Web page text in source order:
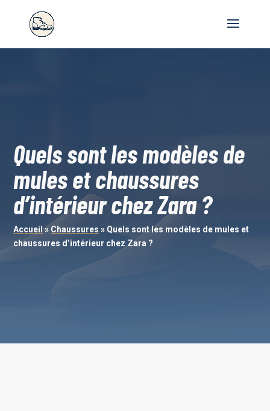
Quels sont les modèles de
mules et chaussures
d’intérieur chez Zara ?
Accueil» Chaussures » Quels sont les modèles de mules et
chaussures d’intérieur chez Zara ?